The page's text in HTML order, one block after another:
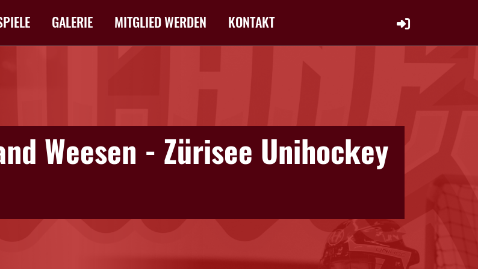
GALERIE MITGLIED WERDEN KONTAKT
Weesen - Zürisee Unihockey